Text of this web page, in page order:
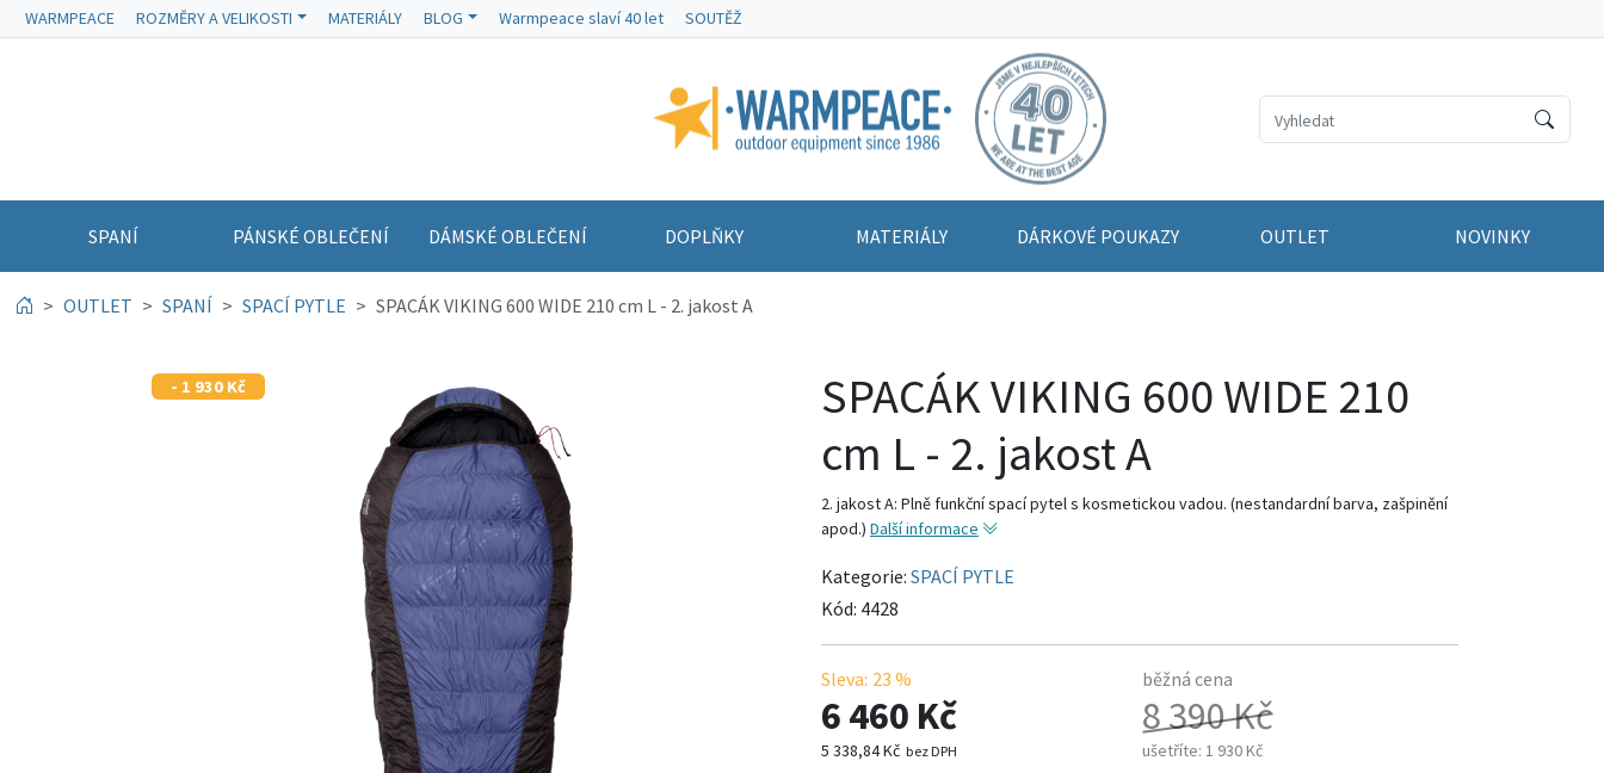
WARMPEACE ROZMĚRY A VELIKOSTI MATERIÁLY BLOG Warmpeace slaví 40 let SOUTĚŽ
Warmpeace
SPANÍ PÁNSKÉ OBLEČENÍ DÁMSKÉ OBLEČENÍ DOPLŇKY MATERIÁLY DÁRKOVÉ POUKAZY OUTLET NOVINKY
OUTLET SPANÍ SPACÍ PYTLE SPACÁK VIKING 600 WIDE 210 cm L - 2. jakost A
SPACÁK VIKING 600 WIDE 210
cm L - 2. jakost A
2. jakost A: Plně funkční spací pytel s kosmetickou vadou. (nestandardní barva, zašpinění
apod.) Další informace
Kategorie: SPACÍ PYTLE
Kód: 4428
Sleva: 23 %
6 460 Kč
5 338,84 Kč bez DPH
běžná cena
8 390 Kč
ušetříte: 1 930 Kč
- 1 930 Kč